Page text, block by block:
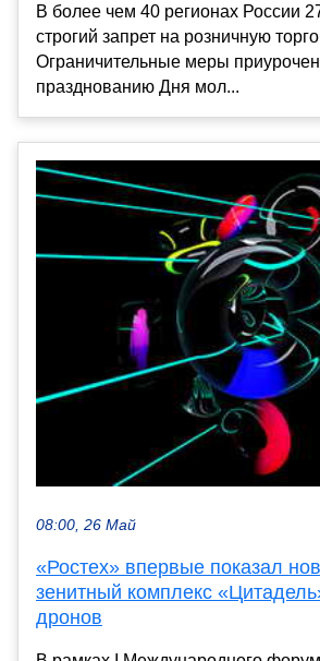
В более чем 40 регионах России
строгий запрет на розничную
Ограничительные меры
празднованию Дня мол...
08:00, 26 Май
«Ростех» впервые показал
зенитный комплекс
дронов